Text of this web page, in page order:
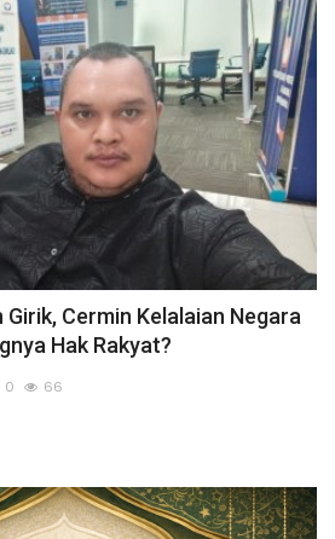
Cermin Kelalaian Negara
Hak Rakyat?
0 66